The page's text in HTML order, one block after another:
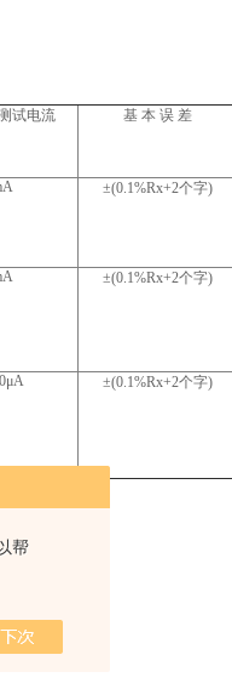
帮
试电流 基 本 误 差
±(0.1%Rx+2个字)
±(0.1%Rx+2个字)
±(0.1%Rx+2个字)